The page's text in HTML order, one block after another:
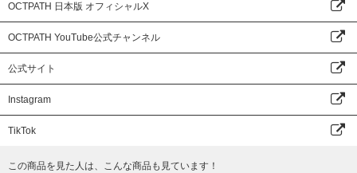
OCTPATH 日本版 オフィシャルX
OCTPATH YouTube公式チャンネル
公式サイト
Instagram
TikTok
この商品を見た人は、こんな商品も見ています！